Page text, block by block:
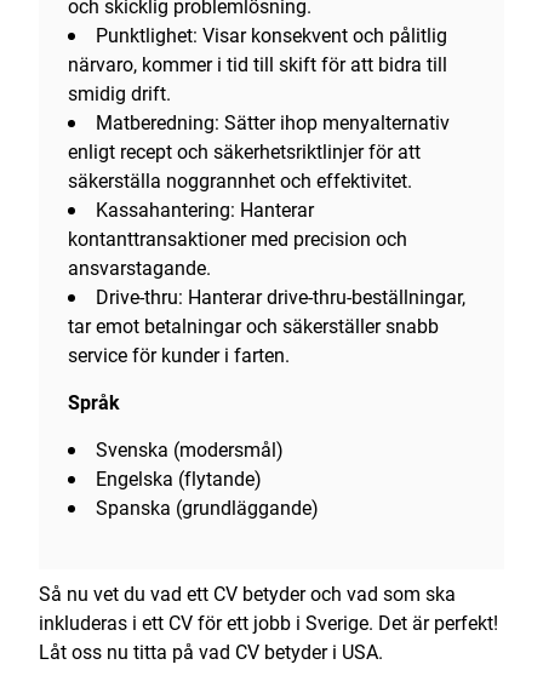
och skicklig problemlösning.
Punktlighet: Visar konsekvent och pålitlig
närvaro, kommer i tid till skift för att bidra till
smidig drift.
Matberedning: Sätter ihop menyalternativ
enligt recept och säkerhetsriktlinjer för att
säkerställa noggrannhet och effektivitet.
Kassahantering: Hanterar
kontanttransaktioner med precision och
ansvarstagande.
Drive-thru: Hanterar drive-thru-beställningar,
tar emot betalningar och säkerställer snabb
service för kunder i farten.
Språk
Svenska (modersmål)
Engelska (flytande)
Spanska (grundläggande)
Så nu vet du vad ett CV betyder och vad som ska
inkluderas i ett CV för ett jobb i Sverige. Det är perfekt!
Låt oss nu titta på vad CV betyder i USA.